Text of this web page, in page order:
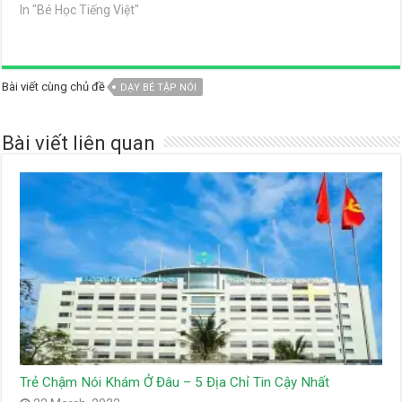
In "Bé Học Tiếng Việt"
Bài viết cùng chủ đề DẠY BÉ TẬP NÓI
Bài viết liên quan
Trẻ Chậm Nói Khám Ở Đâu – 5 Địa Chỉ Tin Cậy Nhất